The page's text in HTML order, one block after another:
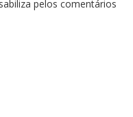
pelos comentários